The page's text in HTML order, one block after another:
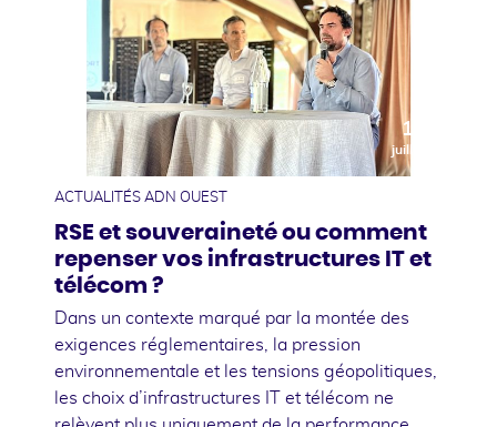
10
juillet
ACTUALITÉS ADN OUEST
RSE et souveraineté ou comment
repenser vos infrastructures IT et
télécom ?
Dans un contexte marqué par la montée des
exigences réglementaires, la pression
environnementale et les tensions géopolitiques,
les choix d’infrastructures IT et télécom ne